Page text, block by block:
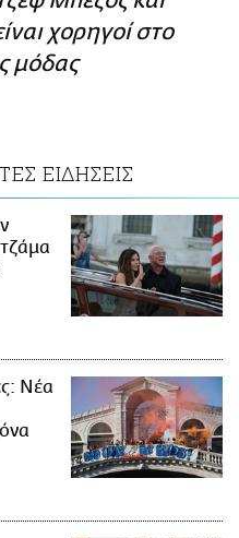
χορηγοί στο
μόδας
ΕΙΔΗΣΕΙΣ
Νέα